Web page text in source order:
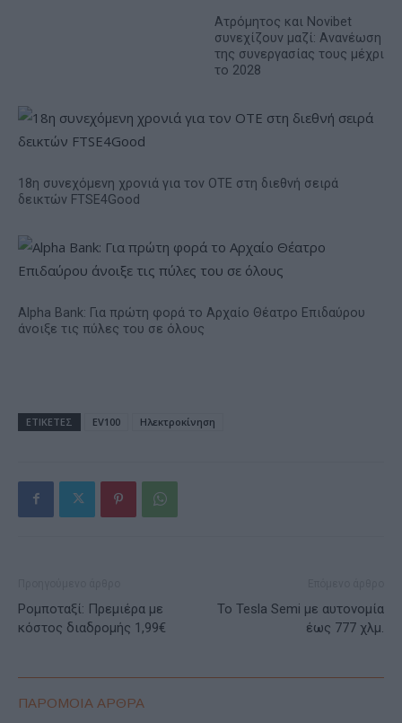
Ατρόμητος και Novibet
συνεχίζουν μαζί: Ανανέωση
της συνεργασίας τους μέχρι
το 2028
18η συνεχόμενη χρονιά για τον ΟΤΕ στη διεθνή σειρά
δεικτών FTSE4Good
Alpha Bank: Για πρώτη φορά το Αρχαίο Θέατρο Επιδαύρου
άνοιξε τις πύλες του σε όλους
ΕΤΙΚΕΤΕΣ EV100 Ηλεκτροκίνηση
Ρομποταξί: Πρεμιέρα με
κόστος διαδρομής 1,99€
Το Tesla Semi με αυτονομία
έως 777 χλμ.
ΠΑΡΟΜΟΙΑ ΑΡΘΡΑ